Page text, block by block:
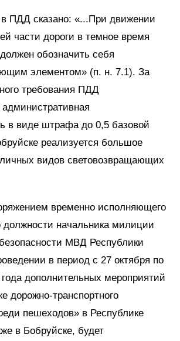
ПДД сказано: «...При движении
части дороги в темное время
обозначить себя
элементом» (п. н. 7.1). За
требования ПДД
в виде штрафа до 0,5 базовой
реализуется большое
видов световозвращающих
временно исполняющего
должности начальника милиции
МВД Республики
в период с 27 октября по
дополнительных мероприятий
дорожно-транспортного
пешеходов» в Республике
в Бобруйске, будет